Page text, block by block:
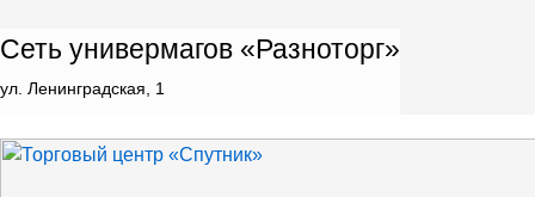
Сеть универмагов «Разноторг»
ул. Ленинградская, 1